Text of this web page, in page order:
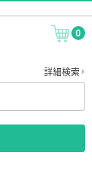
0
詳細検索